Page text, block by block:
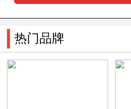
出个性的魅力。
热门品牌